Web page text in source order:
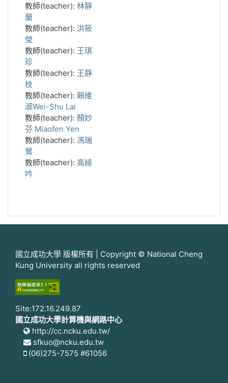
教師(teacher): 林靜
蘭
教師(teacher): 洪筱
瑩
教師(teacher): 王琪
珍
教師(teacher): 王靜
枝
教師(teacher): 賴維
淑Wei-Shu Lai
教師(teacher): 顏妙
芬 Miaofen Yen
教師(teacher): 馮瑞
鶯
教師(teacher): 高綺
吟
國立成功大學 版權所有 | Copyright © National Cheng
Kung University all rights reserved
Site:172.16.249.87
國立成功大學計算機與網路中心
http://cc.ncku.edu.tw/
sfkuo@ncku.edu.tw
(06)275-7575 #61056